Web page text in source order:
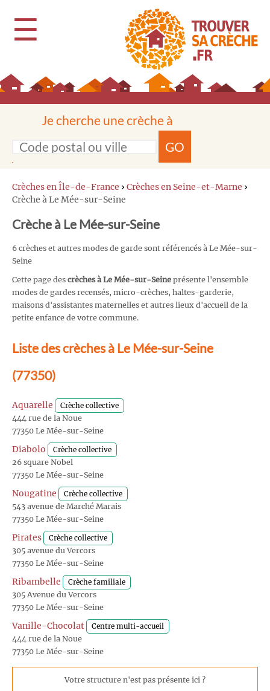
☰
Je cherche une crèche à
GO
Crèches en Île-de-France › Crèches en Seine-et-Marne ›
Crèche à Le Mée-sur-Seine
Crèche à Le Mée-sur-Seine
6 crèches et autres modes de garde sont référencés à Le Mée-sur-
Seine
Cette page des crèches à Le Mée-sur-Seine présente l'ensemble
modes de gardes recensés, micro-crèches, haltes-garderie,
maisons d'assistantes maternelles et autres lieux d'accueil de la
petite enfance de votre commune.
Liste des crèches à Le Mée-sur-Seine
(77350)
Aquarelle Crèche collective
444 rue de la Noue
77350 Le Mée-sur-Seine
Diabolo Crèche collective
26 square Nobel
77350 Le Mée-sur-Seine
Nougatine Crèche collective
543 avenue de Marché Marais
77350 Le Mée-sur-Seine
Pirates Crèche collective
305 avenue du Vercors
77350 Le Mée-sur-Seine
Ribambelle Crèche familiale
305 Avenue du Vercors
77350 Le Mée-sur-Seine
Vanille-Chocolat Centre multi-accueil
444 rue de la Noue
77350 Le Mée-sur-Seine
Votre structure n'est pas présente ici ?